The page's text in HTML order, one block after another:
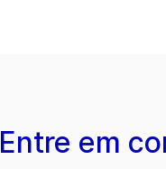
Entre em